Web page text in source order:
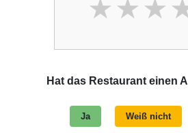
Hat das Restaurant einen
Ja Weiß nicht